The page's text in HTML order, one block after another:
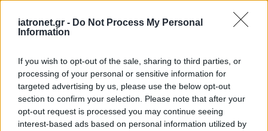
iatronet.gr - Do Not Process My Personal
Information
If you wish to opt-out of the sale, sharing to third parties, or
processing of your personal or sensitive information for
targeted advertising by us, please use the below opt-out
section to confirm your selection. Please note that after your
opt-out request is processed you may continue seeing
interest-based ads based on personal information utilized by
στην εμβολιαστική
συμμαχία